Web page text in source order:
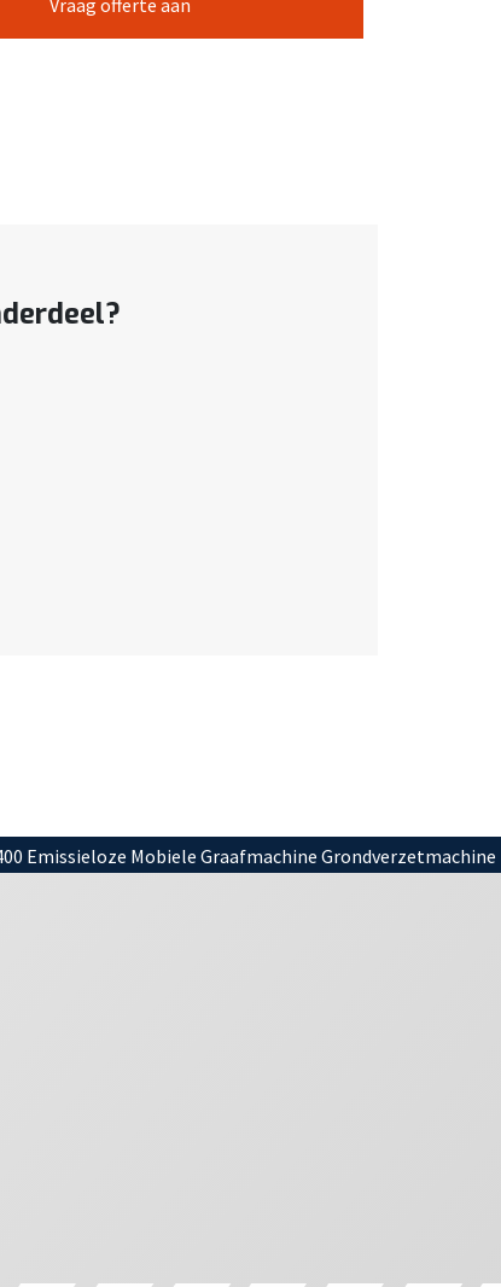
Vraag offerte aan